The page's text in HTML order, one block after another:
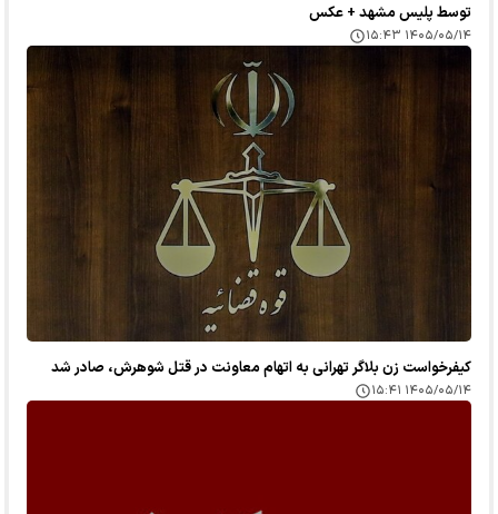
توسط پلیس مشهد + عکس
۱۴۰۵/۰۵/۱۴ ۱۵:۴۳
کیفرخواست زن بلاگر تهرانی به اتهام معاونت در قتل شوهرش، صادر شد
۱۴۰۵/۰۵/۱۴ ۱۵:۴۱